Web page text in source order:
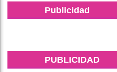
Publicidad
PUBLICIDAD